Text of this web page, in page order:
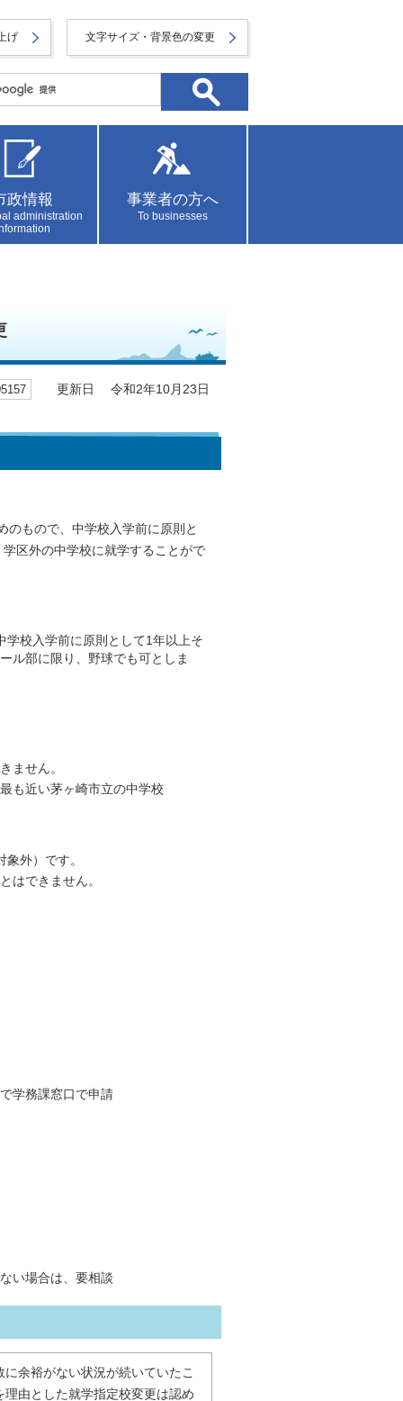
げ 文字サイズ・背景色の変更
政情報
administration
事業者の方へ
To businesses
更新日 令和2年10月23日
もので、中学校入学前に原則と
区外の中学校に就学することがで
校入学前に原則として1年以上そ
ル部に限り、野球でも可としま
ません。
も近い茅ヶ崎市立の中学校
外）です。
はできません。
学務課窓口で申請
い場合は、要相談
余裕がない状況が続いていたこ
由とした就学指定校変更は認め